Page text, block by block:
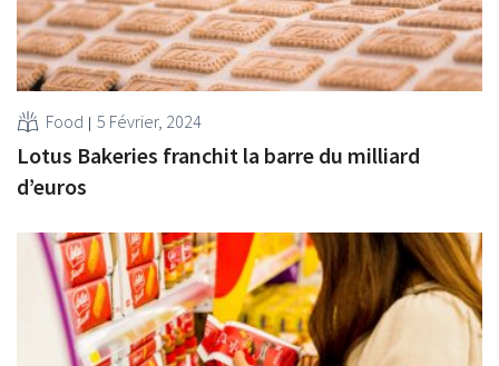
Food 5 Février, 2024
Lotus Bakeries franchit la barre du milliard
d’euros